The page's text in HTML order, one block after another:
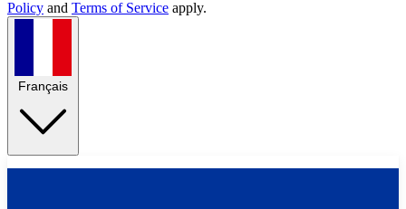
Policy and Terms of Service apply.
Français